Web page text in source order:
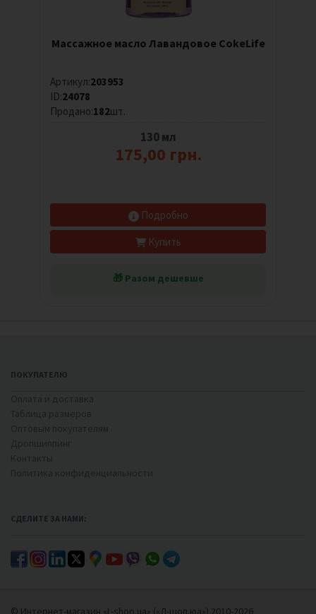
Массажное масло Лавандовое CokeLife
Артикул:203953
ID:24078
Продано:182шт.
130 мл
175,00 грн.
Подробно
Купить
🎁 Разом дешевше
ПОКУПАТЕЛЮ
СДЕЛИТЕ ЗА НАМИ:
© Интернет-магазин «L-shop.ua» («Л-шоп.юа») 2010-2026